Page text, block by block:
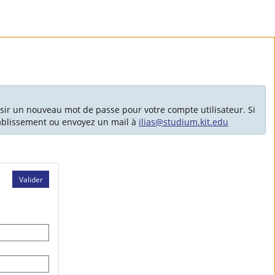
un nouveau mot de passe pour votre compte utilisateur. Si
ou envoyez un mail à ilias@studium.kit.edu
Valider